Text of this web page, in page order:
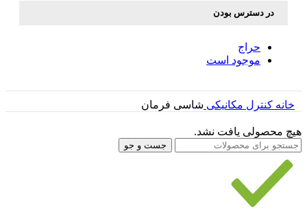
در دسترس بودن
حراج
موجود است
خانه کنترل مکانیکی شاسی فرمان
هیچ محصولی یافت نشد.
جست و جو